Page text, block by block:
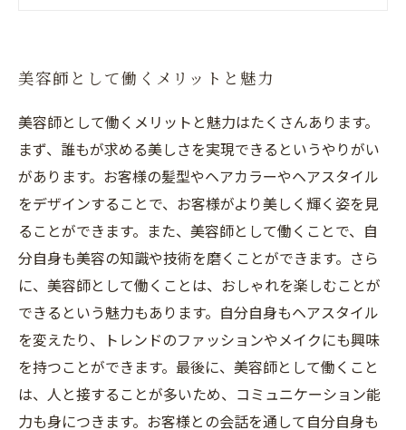
美容師として働くメリットと魅力
美容師として働くメリットと魅力はたくさんあります。
まず、誰もが求める美しさを実現できるというやりがい
があります。お客様の髪型やヘアカラーやヘアスタイル
をデザインすることで、お客様がより美しく輝く姿を見
ることができます。また、美容師として働くことで、自
分自身も美容の知識や技術を磨くことができます。さら
に、美容師として働くことは、おしゃれを楽しむことが
できるという魅力もあります。自分自身もヘアスタイル
を変えたり、トレンドのファッションやメイクにも興味
を持つことができます。最後に、美容師として働くこと
は、人と接することが多いため、コミュニケーション能
力も身につきます。お客様との会話を通して自分自身も